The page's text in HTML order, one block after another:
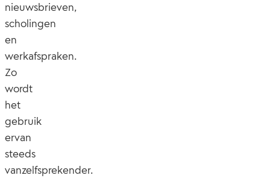
nieuwsbrieven,
scholingen
en
werkafspraken.
Zo
wordt
het
gebruik
ervan
steeds
vanzelfsprekender.